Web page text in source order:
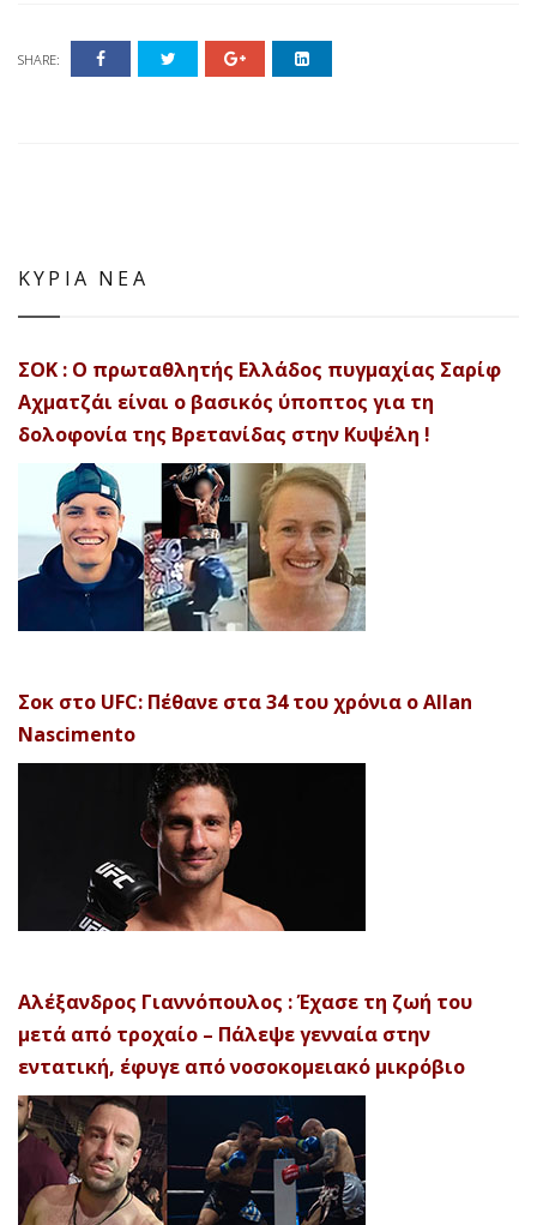
SHARE:
ΚΥΡΙΑ ΝΕΑ
ΣΟΚ : Ο πρωταθλητής Ελλάδος πυγμαχίας Σαρίφ
Αχματζάι είναι ο βασικός ύποπτος για τη
δολοφονία της Βρετανίδας στην Κυψέλη !
Σοκ στο UFC: Πέθανε στα 34 του χρόνια ο Allan
Nascimento
Αλέξανδρος Γιαννόπουλος : Έχασε τη ζωή του
μετά από τροχαίο – Πάλεψε γενναία στην
εντατική, έφυγε από νοσοκομειακό μικρόβιο